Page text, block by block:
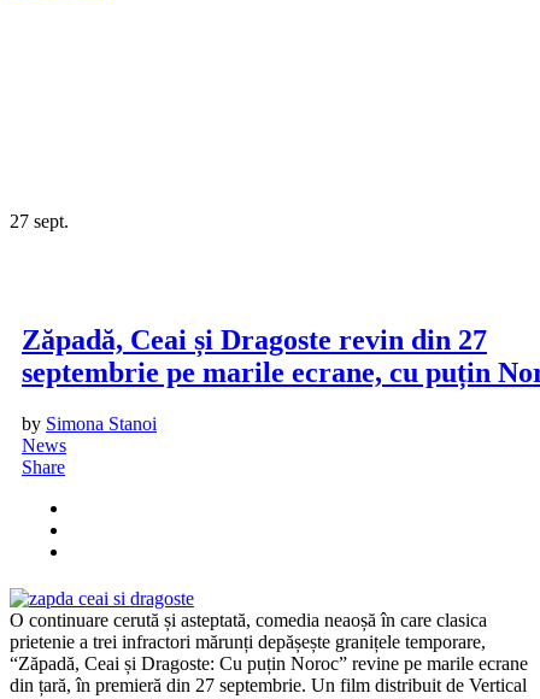
27 sept.
Zăpadă, Ceai și Dragoste revin din 27
septembrie pe marile ecrane, cu puțin
by Simona Stanoi
News
Share
O continuare cerută și asteptată, comedia neaoșă în care clasica
prietenie a trei infractori mărunți depășește granițele temporare,
“Zăpadă, Ceai și Dragoste: Cu puțin Noroc” revine pe marile ecrane
din țară, în premieră din 27 septembrie. Un film distribuit de Vertical